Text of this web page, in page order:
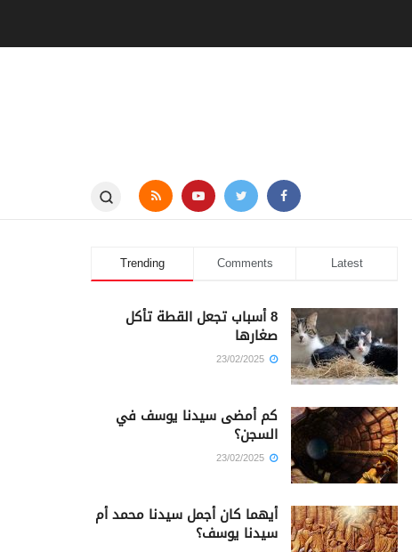
Trending Comments Latest
8 أسباب تجعل القطة تأكل
صغارها
كم أمضى سيدنا يوسف في
السجن؟
أيهما كان أجمل سيدنا محمد أم
سيدنا يوسف؟